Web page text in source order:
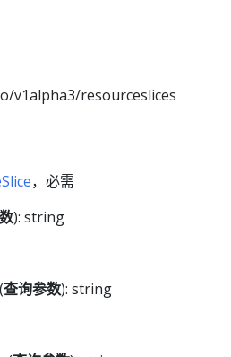
v1alpha3/resourceslices
，必需
): string
(查询参数): string